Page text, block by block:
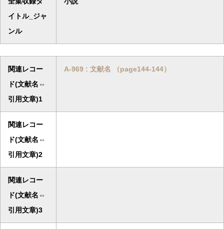
イトル_ジャ
ンル
関連レコー
ド(文献名⇔
引用文章)1
A-969 : 文献名 （page144-144）
関連レコー
ド(文献名⇔
引用文章)2
関連レコー
ド(文献名⇔
引用文章)3